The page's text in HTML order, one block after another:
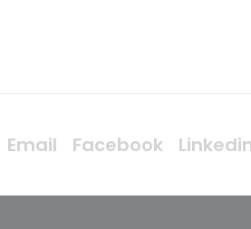
Email Facebook